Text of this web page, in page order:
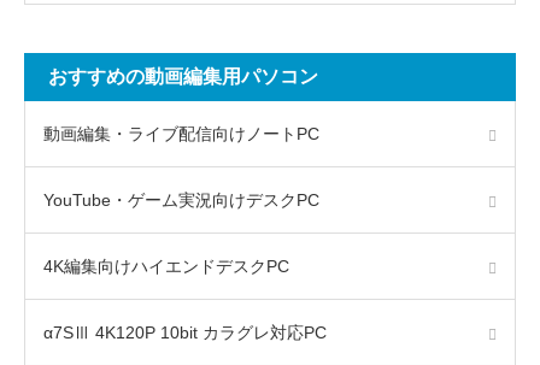
おすすめの動画編集用パソコン
動画編集・ライブ配信向けノートPC
YouTube・ゲーム実況向けデスクPC
4K編集向けハイエンドデスクPC
α7SⅢ 4K120P 10bit カラグレ対応PC